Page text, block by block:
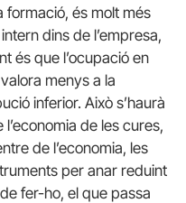
formació, és molt més
dins de l’empresa,
és que l’ocupació en
menys a la
inferior. Això s’haurà
de les cures,
de l’economia, les
per anar reduint
fer-ho, el que passa